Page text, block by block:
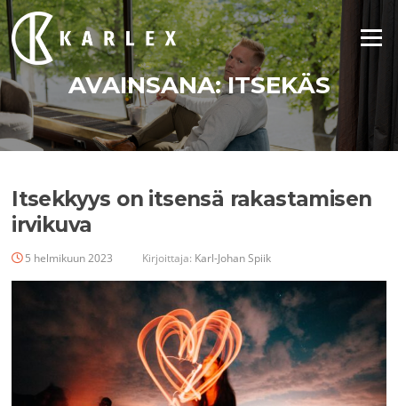
Siirry
suoraan
sisältöön
Valikko
AVAINSANA:ITSEKÄS
Itsekkyys on itsensä rakastamisen
irvikuva
5 helmikuun 2023 Kirjoittaja: Karl-Johan Spiik